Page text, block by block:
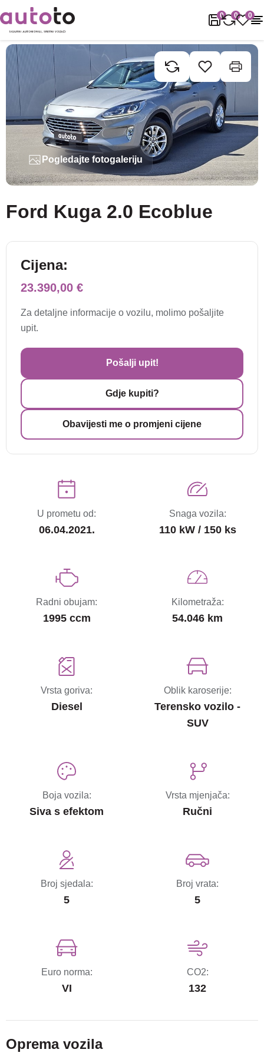
0 0 0
Naslovnica Rabljena vozila Ford Kuga 2.0 Ecoblue
Pogledajte fotogaleriju
Ford Kuga 2.0 Ecoblue
Cijena:
23.390,00 €
Za detaljne informacije o vozilu, molimo pošaljite
upit.
Pošalji upit!
Gdje kupiti?
Obavijesti me o promjeni cijene
U prometu od:
06.04.2021.
Snaga vozila:
110 kW / 150 ks
Radni obujam:
1995 ccm
Kilometraža:
54.046 km
Vrsta goriva:
Diesel
Oblik karoserije:
Terensko vozilo -
SUV
Boja vozila:
Siva s efektom
Vrsta mjenjača:
Ručni
Broj sjedala:
5
Broj vrata:
5
Euro norma:
VI
CO2:
132
Oprema vozila